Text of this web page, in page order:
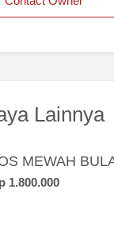
Lainnya
MEWAH
1.800.000